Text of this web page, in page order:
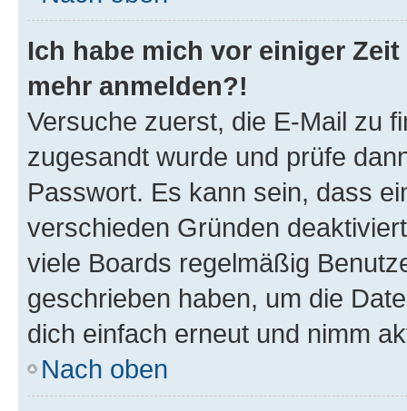
Ich habe mich vor einiger
mehr anmelden?!
Versuche zuerst, die E-Mail zu
zugesandt wurde und prüfe
Passwort. Es kann sein, dass
verschieden Gründen
viele Boards regelmäßig
geschrieben haben, um die
dich einfach erneut und nimm
Nach oben